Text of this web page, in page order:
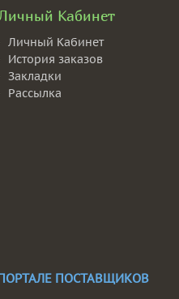
Кабинет
Личный Кабинет
История заказов
Закладки
Рассылка
ПОСТАВЩИКОВ